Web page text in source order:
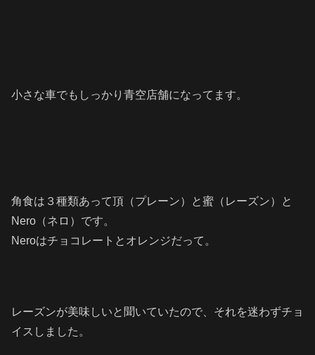
小さな車でもしっかり青空店舗になってます。
角食は３種類あって頂（プレーン）と蜜（レーズン）と
Nero（ネロ）です。
Neroはチョコレートとオレンジだって。
レーズンが美味しいと聞いていたので、それを迷わずチョ
イスしました。